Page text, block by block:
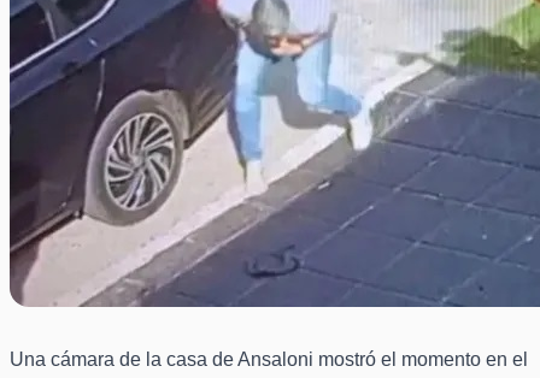
Una cámara de la casa de Ansaloni mostró el momento en el